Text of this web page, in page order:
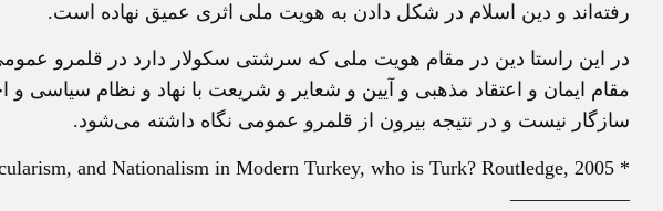
رفته‌اند و دين اسلام در شکل دادن به هويت ملی اثری عميق نهاده است.
در اين راستا دين در مقام هويت ملی که سرشتی سکولار دارد در قلمرو عمومی
مقام ايمان و اعتقاد مذهبی و آيين و شعاير و شريعت با نهاد و نظام سياسی
سازگار نيست و در نتيجه بيرون از قلمرو عمومی نگاه داشته می‌شود.
* Cagaptay, Soner, Islam, Secularism, and Nationalism in Modern Turkey, who is Turk? Routledge, 2005
——————